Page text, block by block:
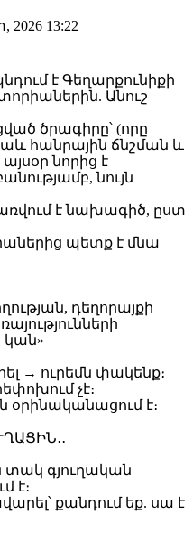
13:22
ծրագիրը՝ (որը
հանրային ճնշման և
նորից է
նույն
է նախագիծ, ըստ
պետք է մնա
դեղորայքի
→ ուրեմն փակենք։
չէ։
է։
գյուղական
է։
քանդում եք. սա է